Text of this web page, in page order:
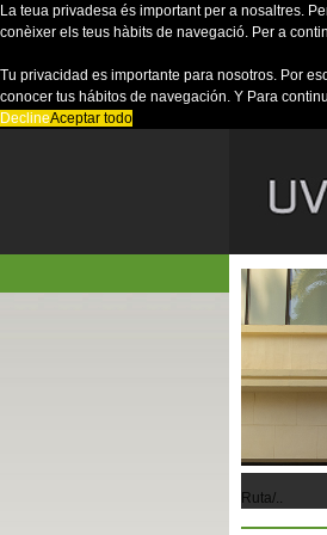
La teua privadesa és important per a nosaltres.
conèixer els teus hàbits de navegació. Per a
Tu privacidad es importante para nosotros. Por
conocer tus hábitos de navegación. Y Para
DeclineAceptar todo
Ruta/..